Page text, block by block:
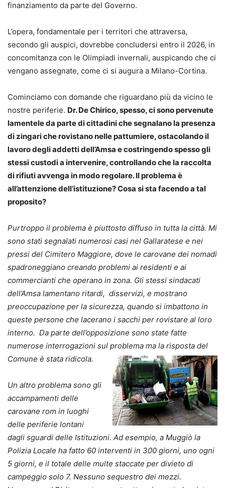
finanziamento da parte del Governo.
L’opera, fondamentale per i territori che attraversa,
secondo gli auspici, dovrebbe concludersi entro il 2026, in
concomitanza con le Olimpiadi invernali, auspicando che ci
vengano assegnate, come ci si augura a Milano-Cortina.
Cominciamo con domande che riguardano più da vicino le
nostre periferie. Dr. De Chirico, spesso, ci sono pervenute
lamentele da parte di cittadini che segnalano la presenza
di zingari che rovistano nelle pattumiere, ostacolando il
lavoro degli addetti dell’Amsa e costringendo spesso gli
stessi custodi a intervenire, controllando che la raccolta
di rifiuti avvenga in modo regolare. Il problema è
all’attenzione dell’istituzione? Cosa si sta facendo a tal
proposito?
Purtroppo il problema è piuttosto diffuso in tutta la città. Mi
sono stati segnalati numerosi casi nel Gallaratese e nei
pressi del Cimitero Maggiore, dove le carovane dei nomadi
spadroneggiano creando problemi ai residenti e ai
commercianti che operano in zona. Gli stessi sindacati
dell’Amsa lamentano ritardi, disservizi, e mostrano
preoccupazione per la sicurezza, quando si imbattono in
queste persone che lacerano i sacchi per rovistare al loro
interno. Da parte dell’opposizione sono state fatte
numerose interrogazioni sul problema ma la risposta del
Comune è stata ridicola.
Un altro problema sono gli
accampamenti delle
carovane rom in luoghi
delle periferie lontani
dagli sguardi delle Istituzioni. Ad esempio, a Muggiò la
Polizia Locale ha fatto 60 interventi in 300 giorni, uno ogni
5 giorni, e il totale delle multe staccate per divieto di
campeggio solo 7. Nessuno sequestro dei mezzi.